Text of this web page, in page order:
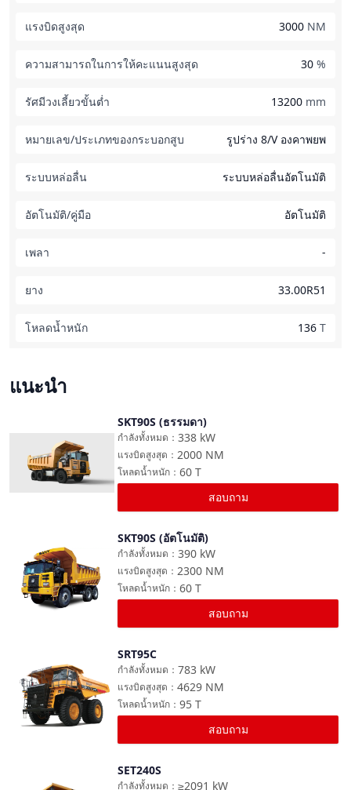
แรงบิดสูงสุด 3000 NM
ความสามารถในการให้คะแนนสูงสุด 30 %
รัศมีวงเลี้ยวขั้นต่ำ 13200 mm
หมายเลข/ประเภทของกระบอกสูบ รูปร่าง 8/V องคาพยพ
ระบบหล่อลื่น ระบบหล่อลื่นอัตโนมัติ
อัตโนมัติ/คู่มือ อัตโนมัติ
เพลา -
ยาง 33.00R51
โหลดน้ำหนัก 136 T
แนะนำ
SKT90S (ธรรมดา)
338 kW
กำลังทั้งหมด ：
2000 NM
แรงบิดสูงสุด ：
60 T
โหลดน้ำหนัก ：
สอบถาม
เปรียบเทียบ
SKT90S (อัตโนมัติ)
390 kW
กำลังทั้งหมด ：
2300 NM
แรงบิดสูงสุด ：
60 T
โหลดน้ำหนัก ：
สอบถาม
เปรียบเทียบ
SRT95C
783 kW
กำลังทั้งหมด ：
4629 NM
แรงบิดสูงสุด ：
95 T
โหลดน้ำหนัก ：
สอบถาม
SET240S
≥2091 kW
กำลังทั้งหมด ：